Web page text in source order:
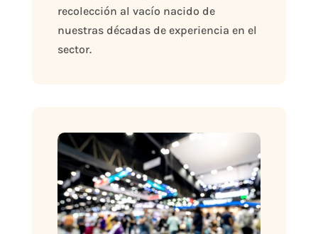
recolección al vacío nacido de
nuestras décadas de experiencia en el
sector.